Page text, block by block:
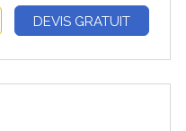
DEVIS GRATUIT